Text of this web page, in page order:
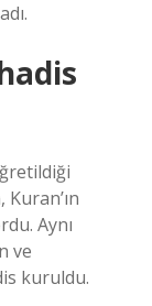
Aynı
ve
kuruldu.